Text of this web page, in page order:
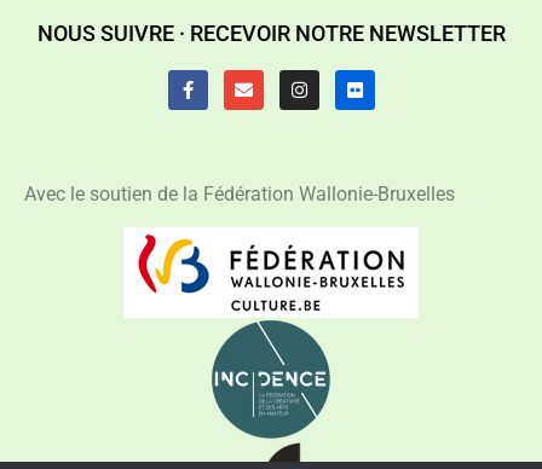
NOUS SUIVRE · RECEVOIR NOTRE NEWSLETTER
Avec le soutien de la Fédération Wallonie-Bruxelles